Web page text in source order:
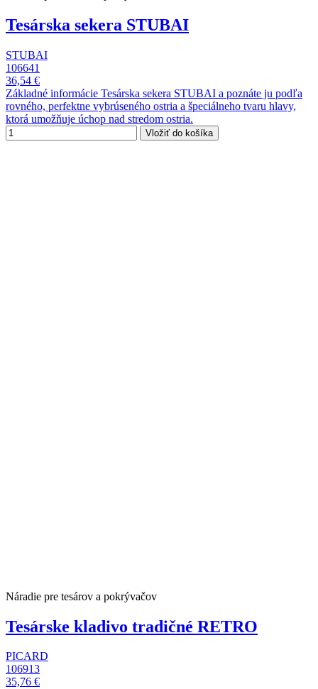
Tesárska sekera STUBAI
STUBAI
106641
36,54 €
Základné informácie Tesárska sekera STUBAI a poznáte ju podľa
rovného, perfektne vybrúseného ostria a špeciálneho tvaru hlavy,
ktorá umožňuje úchop nad stredom ostria.
Vložiť do košíka
Náradie pre tesárov a pokrývačov
Tesárske kladivo tradičné RETRO
PICARD
106913
35,76 €